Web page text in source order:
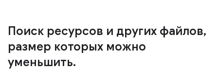
Поиск ресурсов и других файлов,
размер которых можно
уменьшить.